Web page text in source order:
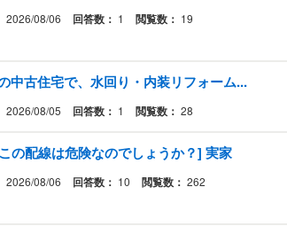
2026/08/06 回答数： 1 閲覧数： 19
中古住宅で、水回り・内装リフォーム...
2026/08/05 回答数： 1 閲覧数： 28
の配線は危険なのでしょうか？] 実家
2026/08/06 回答数： 10 閲覧数： 262